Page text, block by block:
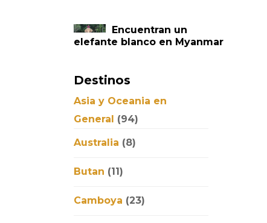
Encuentran un
elefante blanco en Myanmar
Destinos
Asia y Oceania en
General (94)
Australia (8)
Butan (11)
Camboya (23)